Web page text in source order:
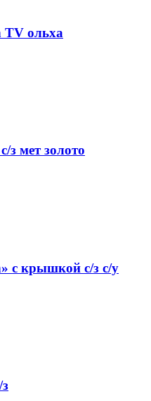
TV ольха
з мет золото
с крышкой с/з с/у